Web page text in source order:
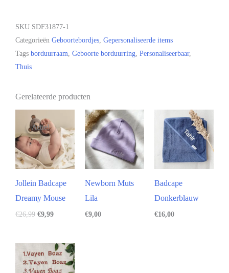
SKU SDF31877-1
Categorieën Geboortebordjes Gepersonaliseerde items
Tags borduurraam Geboorte borduurring Personaliseerbaar,
Thuis
Gerelateerde producten
Actie!
Actie!
Jollein Badcape
Dreamy Mouse
€26,99 €9,99
Newborn Muts
Lila
€9,00
Badcape
Donkerblauw
€16,00